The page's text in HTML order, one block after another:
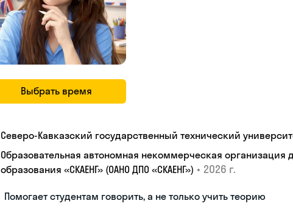
Выбрать время
Северо-Кавказский государственный технический
Образовательная автономная некоммерческая организация
образования «СКАЕНГ» (ОАНО ДПО «СКАЕНГ») • 2026 г.
Помогает студентам говорить, а не только учить теорию